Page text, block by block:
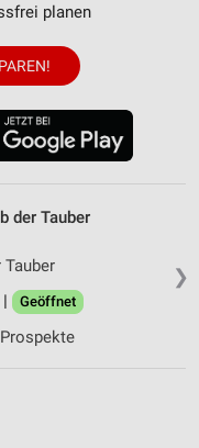
planen
❯
der Tauber
Tauber
Geöffnet